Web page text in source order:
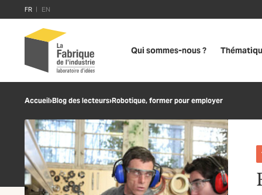
FR
EN
Qui sommes-nous ?
Accueil›Blog des lecteurs›Robotique, former pour employer